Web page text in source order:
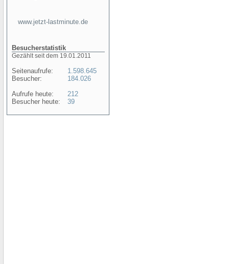
www.jetzt-lastminute.de
Besucherstatistik
Gezählt seit dem 19.01.2011
Seitenaufrufe:
Besucher:
Aufrufe heute:
Besucher heute:
1.598.645
184.026
212
39